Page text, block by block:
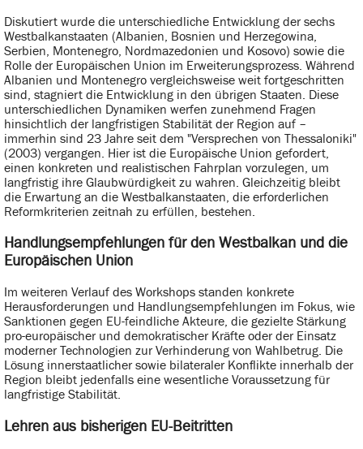
Diskutiert wurde die unterschiedliche Entwicklung der sechs
Westbalkanstaaten (Albanien, Bosnien und Herzegowina,
Serbien, Montenegro, Nordmazedonien und Kosovo) sowie die
Rolle der Europäischen Union im Erweiterungsprozess. Während
Albanien und Montenegro vergleichsweise weit fortgeschritten
sind, stagniert die Entwicklung in den übrigen Staaten. Diese
unterschiedlichen Dynamiken werfen zunehmend Fragen
hinsichtlich der langfristigen Stabilität der Region auf –
immerhin sind 23 Jahre seit dem "Versprechen von Thessaloniki"
(2003) vergangen. Hier ist die Europäische Union gefordert,
einen konkreten und realistischen Fahrplan vorzulegen, um
langfristig ihre Glaubwürdigkeit zu wahren. Gleichzeitig bleibt
die Erwartung an die Westbalkanstaaten, die erforderlichen
Reformkriterien zeitnah zu erfüllen, bestehen.
Handlungsempfehlungen für den Westbalkan und die
Europäischen Union
Im weiteren Verlauf des Workshops standen konkrete
Herausforderungen und Handlungsempfehlungen im Fokus, wie
Sanktionen gegen EU-feindliche Akteure, die gezielte Stärkung
pro-europäischer und demokratischer Kräfte oder der Einsatz
moderner Technologien zur Verhinderung von Wahlbetrug. Die
Lösung innerstaatlicher sowie bilateraler Konflikte innerhalb der
Region bleibt jedenfalls eine wesentliche Voraussetzung für
langfristige Stabilität.
Lehren aus bisherigen EU-Beitritten